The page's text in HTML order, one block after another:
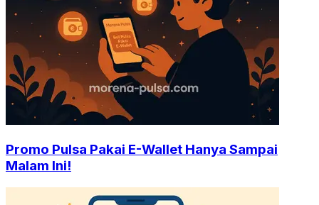
Promo Pulsa Pakai E-Wallet Hanya Sampai
Malam Ini!